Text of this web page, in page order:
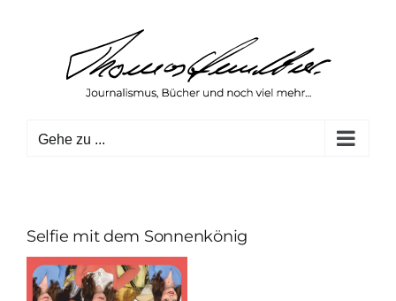
springen
Gehe zu ...
Selfie mit dem Sonnenkönig